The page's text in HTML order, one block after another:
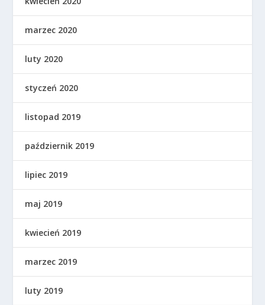
marzec 2020
luty 2020
styczeń 2020
listopad 2019
październik 2019
lipiec 2019
maj 2019
kwiecień 2019
marzec 2019
luty 2019